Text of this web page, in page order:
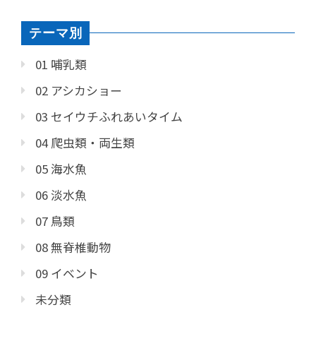
テーマ別
01 哺乳類
02 アシカショー
03 セイウチふれあいタイム
04 爬虫類・両生類
05 海水魚
06 淡水魚
07 鳥類
08 無脊椎動物
09 イベント
未分類